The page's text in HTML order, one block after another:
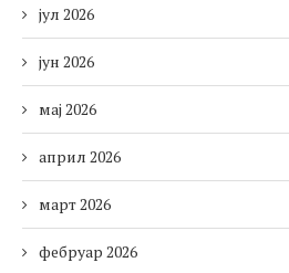
јул 2026
јун 2026
мај 2026
април 2026
март 2026
фебруар 2026